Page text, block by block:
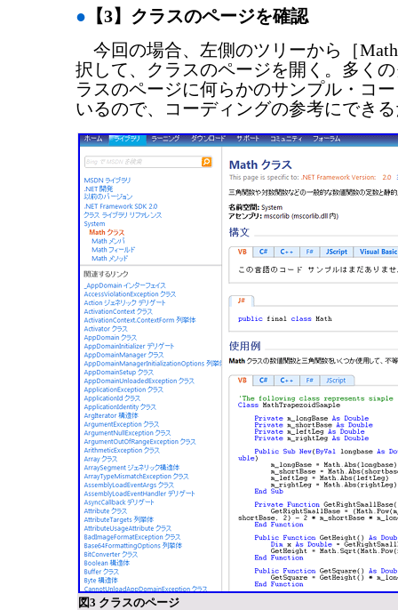
● 【3】クラスのページを確認
今回の場合、左側のツリーから［
択して、クラスのページを開く。多く
ラスのページに何らかのサンプル・コ
いるので、コーディングの参考にでき
図3 クラスのページ